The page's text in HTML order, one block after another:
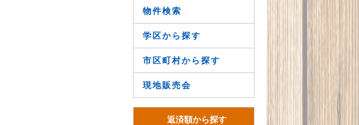
物件検索
学区から探す
市区町村から探す
現地販売会
返済額から探す